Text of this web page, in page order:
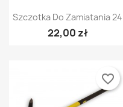
Szybki podgląd
Szczotka Do Zamiatania 24
22,00 zł
favorite_border